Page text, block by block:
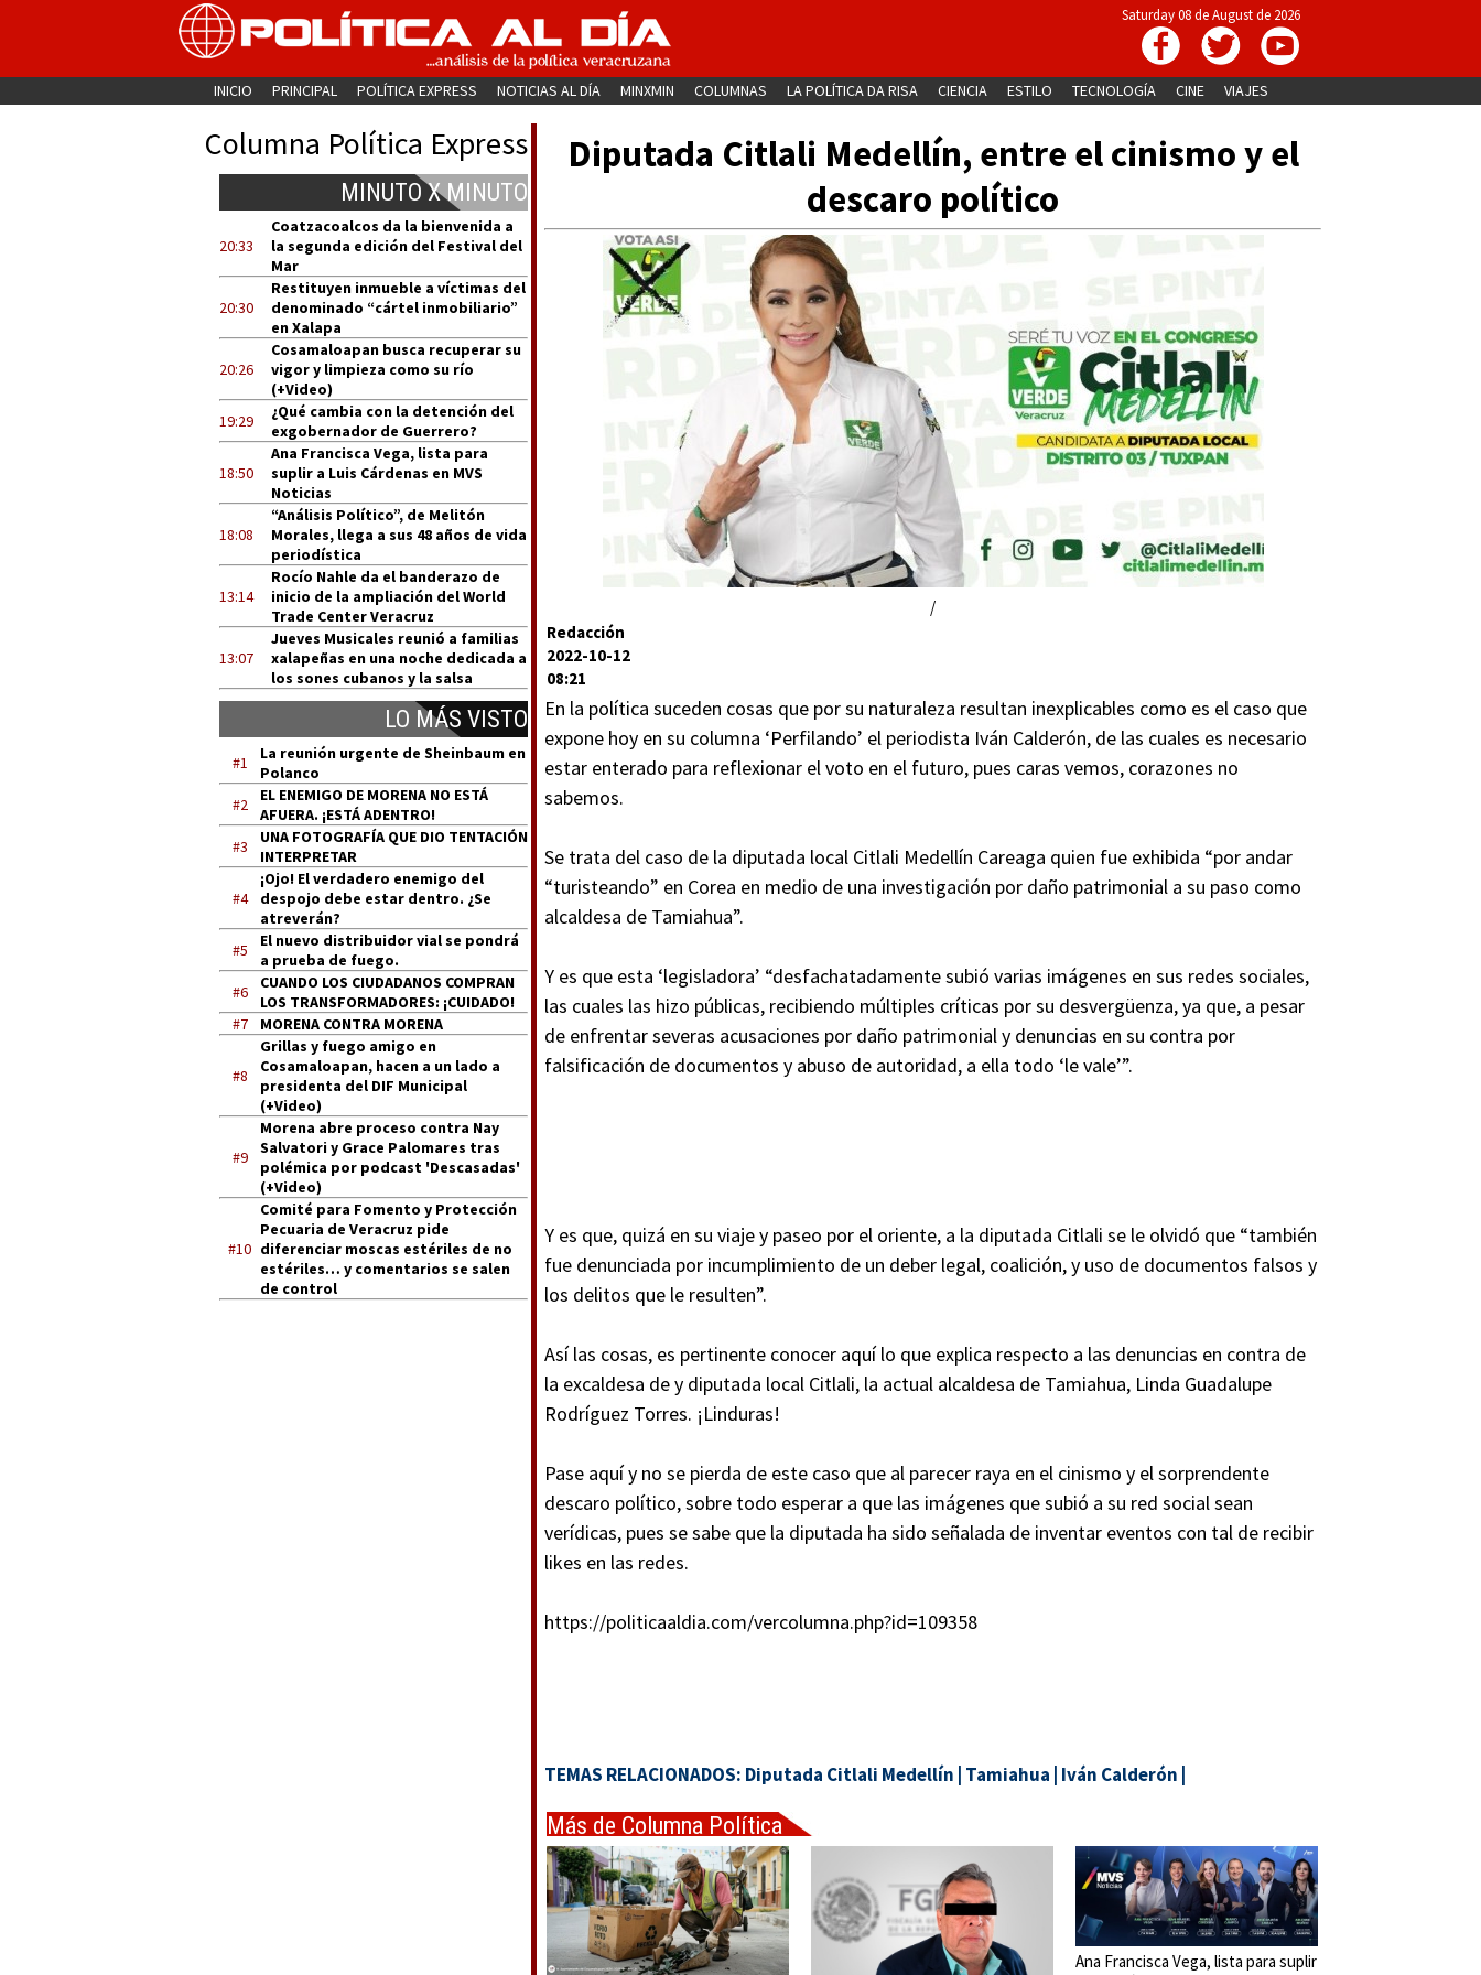
Saturday 08 de August de 2026
INICIO PRINCIPAL POLÍTICA EXPRESS NOTICIAS AL DÍA MINXMIN COLUMNAS LA POLÍTICA DA RISA CIENCIA ESTILO TECNOLOGÍA CINE VIAJES
Columna Política Express
MINUTO X MINUTO
20:33
Coatzacoalcos da la bienvenida a
la segunda edición del Festival del
Mar
20:30
Restituyen inmueble a víctimas del
denominado “cártel inmobiliario”
en Xalapa
20:26
Cosamaloapan busca recuperar su
vigor y limpieza como su río
(+Video)
19:29
¿Qué cambia con la detención del
exgobernador de Guerrero?
18:50
Ana Francisca Vega, lista para
suplir a Luis Cárdenas en MVS
Noticias
18:08
“Análisis Político”, de Melitón
Morales, llega a sus 48 años de vida
periodística
13:14
Rocío Nahle da el banderazo de
inicio de la ampliación del World
Trade Center Veracruz
13:07
Jueves Musicales reunió a familias
xalapeñas en una noche dedicada a
los sones cubanos y la salsa
LO MÁS VISTO
#1
La reunión urgente de Sheinbaum en
Polanco
#2
EL ENEMIGO DE MORENA NO ESTÁ
AFUERA. ¡ESTÁ ADENTRO!
#3
UNA FOTOGRAFÍA QUE DIO TENTACIÓN
INTERPRETAR
#4
¡Ojo! El verdadero enemigo del
despojo debe estar dentro. ¿Se
atreverán?
#5
El nuevo distribuidor vial se pondrá
a prueba de fuego.
#6
CUANDO LOS CIUDADANOS COMPRAN
LOS TRANSFORMADORES: ¡CUIDADO!
#7
MORENA CONTRA MORENA
#8
Grillas y fuego amigo en
Cosamaloapan, hacen a un lado a
presidenta del DIF Municipal
(+Video)
#9
Morena abre proceso contra Nay
Salvatori y Grace Palomares tras
polémica por podcast 'Descasadas'
(+Video)
#10
Comité para Fomento y Protección
Pecuaria de Veracruz pide
diferenciar moscas estériles de no
estériles… y comentarios se salen
de control
Diputada Citlali Medellín, entre el cinismo y el
descaro político
/
Redacción
2022-10-12
08:21
En la política suceden cosas que por su naturaleza resultan inexplicables como es el caso que
expone hoy en su columna ‘Perfilando’ el periodista Iván Calderón, de las cuales es necesario
estar enterado para reflexionar el voto en el futuro, pues caras vemos, corazones no
sabemos.
Se trata del caso de la diputada local Citlali Medellín Careaga quien fue exhibida “por andar
“turisteando” en Corea en medio de una investigación por daño patrimonial a su paso como
alcaldesa de Tamiahua”.
Y es que esta ‘legisladora’ “desfachatadamente subió varias imágenes en sus redes sociales,
las cuales las hizo públicas, recibiendo múltiples críticas por su desvergüenza, ya que, a pesar
de enfrentar severas acusaciones por daño patrimonial y denuncias en su contra por
falsificación de documentos y abuso de autoridad, a ella todo ‘le vale’”.
Y es que, quizá en su viaje y paseo por el oriente, a la diputada Citlali se le olvidó que “también
fue denunciada por incumplimiento de un deber legal, coalición, y uso de documentos falsos y
los delitos que le resulten”.
Así las cosas, es pertinente conocer aquí lo que explica respecto a las denuncias en contra de
la excaldesa de y diputada local Citlali, la actual alcaldesa de Tamiahua, Linda Guadalupe
Rodríguez Torres. ¡Linduras!
Pase aquí y no se pierda de este caso que al parecer raya en el cinismo y el sorprendente
descaro político, sobre todo esperar a que las imágenes que subió a su red social sean
verídicas, pues se sabe que la diputada ha sido señalada de inventar eventos con tal de recibir
likes en las redes.
https://politicaaldia.com/vercolumna.php?id=109358
TEMAS RELACIONADOS: Diputada Citlali Medellín Tamiahua Iván Calderón
Más de Columna Política
Express
Ana Francisca Vega, lista para suplir